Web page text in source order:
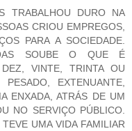
TRABALHOU DURO NA
CRIOU EMPREGOS,
PARA A SOCIEDADE.
SOUBE O QUE É
DEZ, VINTE, TRINTA OU
EXTENUANTE,
ENXADA, ATRÁS DE UM
NO SERVIÇO PÚBLICO.
UMA VIDA FAMILIAR